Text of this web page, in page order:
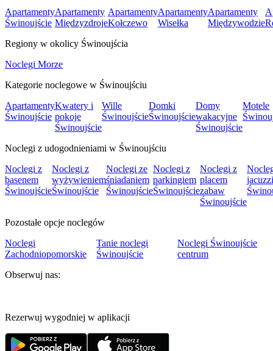
Apartamenty
Świnoujście
Apartamenty
Międzyzdroje
Apartamenty
Kołczewo
Apartamenty
Wisełka
Apartamenty
Międzywodzie
Regiony w okolicy Świnoujścia
Noclegi Morze
Kategorie noclegowe w Świnoujściu
Apartamenty
Świnoujście
Kwatery i
pokoje
Świnoujście
Wille
Świnoujście
Domki
Świnoujście
Domy
wakacyjne
Świnoujście
Motele
Noclegi z udogodnieniami w Świnoujściu
Noclegi z
basenem
Świnoujście
Noclegi z
wyżywieniem
Świnoujście
Noclegi ze
śniadaniem
Świnoujście
Noclegi z
parkingiem
Świnoujście
Noclegi z
placem
zabaw
Świnoujście
jacuzzi
Pozostałe opcje noclegów
Noclegi
Zachodniopomorskie
Tanie noclegi
Świnoujście
Noclegi Świnoujście
centrum
Obserwuj nas:
Rezerwuj wygodniej w aplikacji